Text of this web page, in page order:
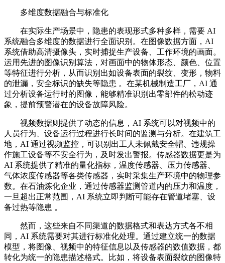
多维度数据融合与标准化
在实际生产场景中，隐患的表现形式多种多样，需要 AI
系统融合多维度的数据进行全面识别。在图像数据方面，AI
系统借助高清摄像头，实时捕捉生产设备、工作环境的画面。
运用先进的图像识别算法，对画面中的物体形态、颜色、位置
等特征进行分析，从而识别出如设备表面的裂纹、变形，物料
的泄漏，安全标识的缺失等隐患 。在某机械制造工厂，AI 通
过分析设备运行时的图像，能够精准识别出零部件的松动迹
象，提前预警潜在的设备故障风险。
视频数据则提供了动态的信息，AI 系统可以对视频中的
人员行为、设备运行过程进行长时间的监测与分析。在建筑工
地，AI 通过视频监控，可识别出工人未佩戴安全帽、违规操
作施工设备等不安全行为，及时发出警报。传感器数据更是为
AI 系统提供了精准的量化指标，温度传感器、压力传感器、
气体浓度传感器等各类传感器，实时采集生产环境中的物理参
数。在石油炼化企业，通过传感器监测管道内的压力和温度，
一旦超出正常范围，AI 系统立即判断可能存在管道堵塞、设
备过热等隐患 。
然而，这些来自不同渠道的数据格式和表达方式各不相
同，AI 系统需要对其进行标准化处理。通过建立统一的数据
模型，将图像、视频中的特征信息以及传感器的数值数据，都
转化为统一的隐患描述格式。比如，将设备表面裂纹的图像特